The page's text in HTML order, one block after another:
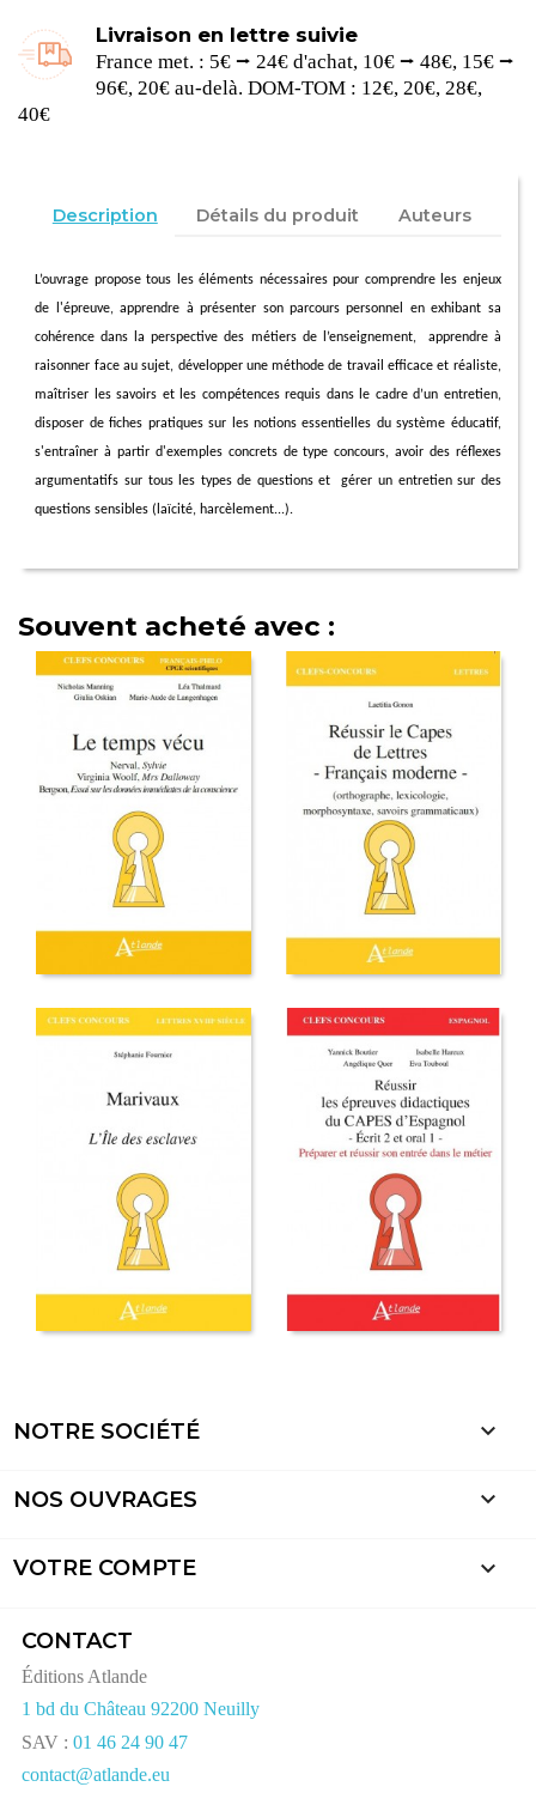
Livraison en lettre suivie
France met. : 5€ ⭢ 24€ d'achat, 10€ ⭢ 48€, 15€ ⭢
96€, 20€ au-delà. DOM-TOM : 12€, 20€, 28€,
40€
Description Détails du produit Auteurs
L’ouvrage propose tous les éléments nécessaires pour comprendre les enjeux
de l'épreuve, apprendre à présenter son parcours personnel en exhibant sa
cohérence dans la perspective des métiers de l’enseignement,
apprendre à
raisonner face au sujet, développer une méthode de travail efficace et réaliste,
maîtriser les savoirs et les compétences requis dans le cadre d’un entretien,
disposer de fiches pratiques sur les notions essentielles du système éducatif,
s'entraîner à partir d'exemples concrets de type concours, avoir des réflexes
argumentatifs sur tous les types de questions et
gérer un entretien sur des
questions sensibles (laïcité, harcèlement...).
Souvent acheté avec :
NOTRE SOCIÉTÉ 
NOS OUVRAGES 
VOTRE COMPTE 
CONTACT
Éditions Atlande
1 bd du Château 92200 Neuilly
SAV : 01 46 24 90 47
contact@atlande.eu